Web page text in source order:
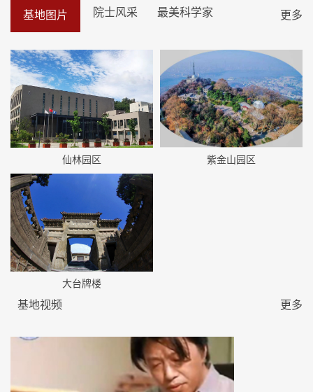
基地图片 院士风采 最美科学家 更多
仙林园区 紫金山园区
大台牌楼
基地视频 更多